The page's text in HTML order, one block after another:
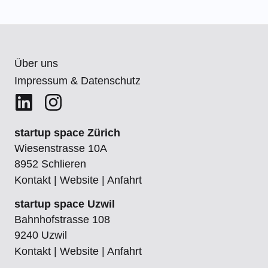
Über uns
Impressum & Datenschutz
startup space Zürich
Wiesenstrasse 10A
8952 Schlieren
Kontakt
Website
Anfahrt
startup space Uzwil
Bahnhofstrasse 108
9240 Uzwil
Kontakt
Website Anfahrt